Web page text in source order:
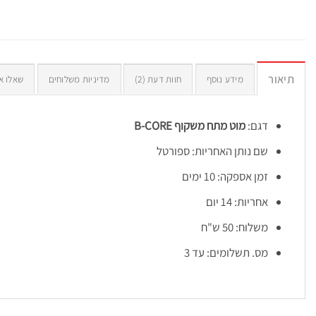
תיאור מידע נוסף חוות דעת (2) מדיניות משלוחים שאלו
דגם:מוט מתח משקוף B-CORE
שם נותן האחריות: ספורטל
זמן אספקה: 10 ימים
אחריות: 14 יום
משלוח: 50 ש"ח
מס. תשלומים: עד 3